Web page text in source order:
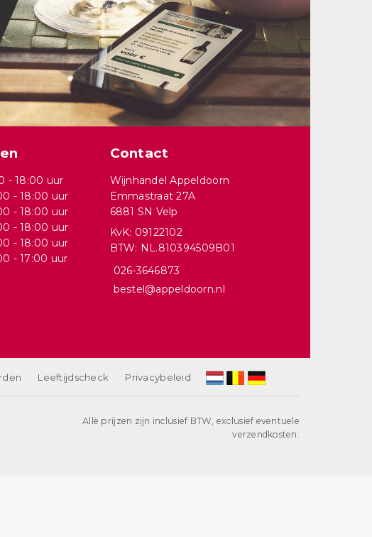
- 18:00 uur
- 18:00 uur
- 18:00 uur
- 18:00 uur
- 18:00 uur
- 17:00 uur
Contact
Wijnhandel Appeldoorn
Emmastraat 27A
6881 SN Velp
KvK: 09122102
BTW: NL.810394509B01
026-3646873
bestel@appeldoorn.nl
Leeftijdscheck Privacybeleid
Alle prijzen zijn inclusief BTW, exclusief eventuele
verzendkosten.